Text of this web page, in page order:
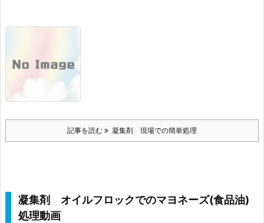
記事を読む 凝集剤 現場での簡単処理
凝集剤 オイルフロックでのマヨネーズ(食品油)
処理動画